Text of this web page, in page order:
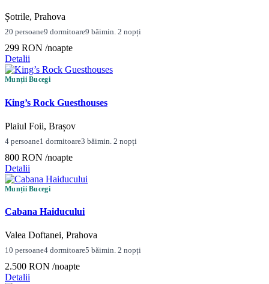
Șotrile, Prahova
20 persoane9 dormitoare9 băimin. 2 nopți
299 RON /noapte
Detalii
Munții Bucegi
King’s Rock Guesthouses
Plaiul Foii, Brașov
4 persoane1 dormitoare3 băimin. 2 nopți
800 RON /noapte
Detalii
Munții Bucegi
Cabana Haiducului
Valea Doftanei, Prahova
10 persoane4 dormitoare5 băimin. 2 nopți
2.500 RON /noapte
Detalii